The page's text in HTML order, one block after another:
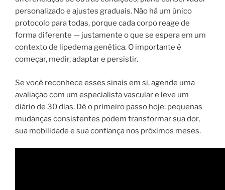
personalizado e ajustes graduais. Não há um único
protocolo para todas, porque cada corpo reage de
forma diferente — justamente o que se espera em um
contexto de lipedema genética. O importante é
começar, medir, adaptar e persistir.
Se você reconhece esses sinais em si, agende uma
avaliação com um especialista vascular e leve um
diário de 30 dias. Dê o primeiro passo hoje: pequenas
mudanças consistentes podem transformar sua dor,
sua mobilidade e sua confiança nos próximos meses.